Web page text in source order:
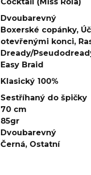
Dvoubarevný
Boxerské copánky,
otevřenými konci,
Dready/
Easy Braid
Klasický 100%
Sestříhaný do špičky
70 cm
85gr
Dvoubarevný
Černá, Ostatní